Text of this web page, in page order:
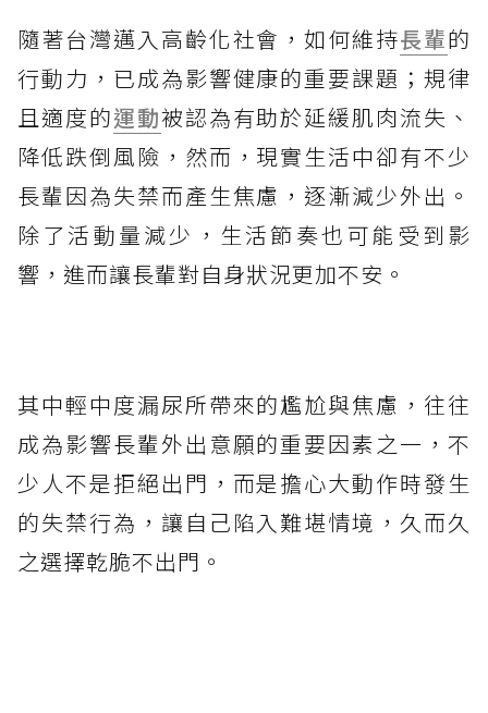
隨著台灣邁入高齡化社會，如何維持長輩的
行動力，已成為影響健康的重要課題；規律
且適度的運動被認為有助於延緩肌肉流失、
降低跌倒風險，然而，現實生活中卻有不少
長輩因為失禁而產生焦慮，逐漸減少外出。
除了活動量減少，生活節奏也可能受到影
響，進而讓長輩對自身狀況更加不安。
其中輕中度漏尿所帶來的尷尬與焦慮，往往
成為影響長輩外出意願的重要因素之一，不
少人不是拒絕出門，而是擔心大動作時發生
的失禁行為，讓自己陷入難堪情境，久而久
之選擇乾脆不出門。